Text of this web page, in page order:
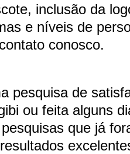
inclusão da
e níveis de
conosco.
pesquisa de
ou feita alguns
que já